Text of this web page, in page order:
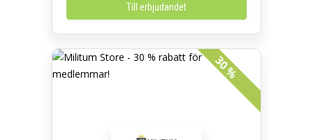
Till erbjudandet
30 %